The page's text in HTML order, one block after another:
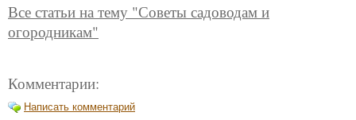
Все статьи на тему "Советы садоводам и
огородникам"
Комментарии:
Написать комментарий